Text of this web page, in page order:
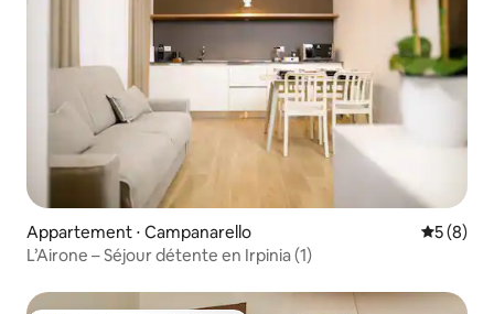
Appartement ⋅ Campanarello
5 (8)
L’Airone – Séjour détente en Irpinia (1)